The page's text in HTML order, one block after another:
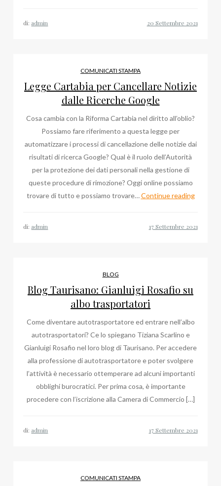
a
Londra
e
a
New
York”
di: admin
COMUNICATI STAMPA
Legge Cartabia per Cancellare Notizie
dalle Ricerche Google
Cosa cambia con la Riforma Cartabia nel diritto all’oblio?
Possiamo fare riferimento a questa legge per
automatizzare i processi di cancellazione delle notizie dai
risultati di ricerca Google? Qual è il ruolo dell’Autorità
per la protezione dei dati personali nella gestione di
queste procedure di rimozione? Oggi online possiamo
trovare di tutto e possiamo trovare…Continue readingLegge
di: admin
BLOG
Blog Taurisano: Gianluigi Rosafio su
albo trasportatori
Come diventare autotrasportatore ed entrare nell’albo
autotrasportatori? Ce lo spiegano Tiziana Scarlino e
Gianluigi Rosafio nel loro blog di Taurisano. Per accedere
alla professione di autotrasportatore e poter svolgere
l’attività è necessario ottemperare ad alcuni importanti
obblighi burocratici. Per prima cosa, è importante
procedere con l’iscrizione alla Camera di Commercio […]
di: admin
COMUNICATI STAMPA